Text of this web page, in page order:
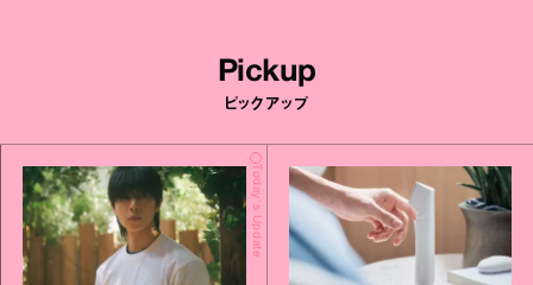
Pickup
ピックアップ
Today's Update